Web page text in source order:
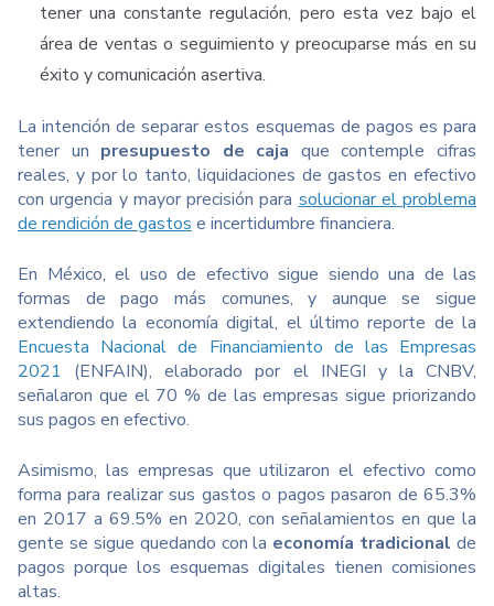
tener una constante regulación, pero esta vez bajo el
área de ventas o seguimiento y preocuparse más en su
éxito y comunicación asertiva.
La intención de separar estos esquemas de pagos es para
tener un presupuesto de caja que contemple cifras
reales, y por lo tanto, liquidaciones de gastos en efectivo
con urgencia y mayor precisión para solucionar el problema
de rendición de gastos e incertidumbre financiera.
En México, el uso de efectivo sigue siendo una de las
formas de pago más comunes, y aunque se sigue
extendiendo la economía digital, el último reporte de la
Encuesta Nacional de Financiamiento de las Empresas
2021 (ENFAIN), elaborado por el INEGI y la CNBV,
señalaron que el 70 % de las empresas sigue priorizando
sus pagos en efectivo.
Asimismo, las empresas que utilizaron el efectivo como
forma para realizar sus gastos o pagos pasaron de 65.3%
en 2017 a 69.5% en 2020, con señalamientos en que la
gente se sigue quedando con la economía tradicional de
pagos porque los esquemas digitales tienen comisiones
altas.